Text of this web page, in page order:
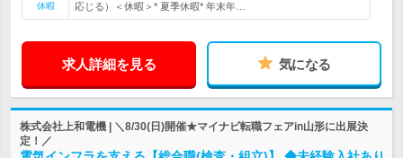
休暇
応じる）＜休暇＞* 夏季休暇* 年末年…
求人詳細を見る 気になる
株式会社上和電機 | ＼8/30(日)開催★マイナビ転職フェアin山形に出展決
定！／